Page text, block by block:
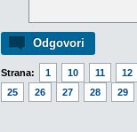
Odgovori
Strana: 1 10 11 12
25
26 27 28 29